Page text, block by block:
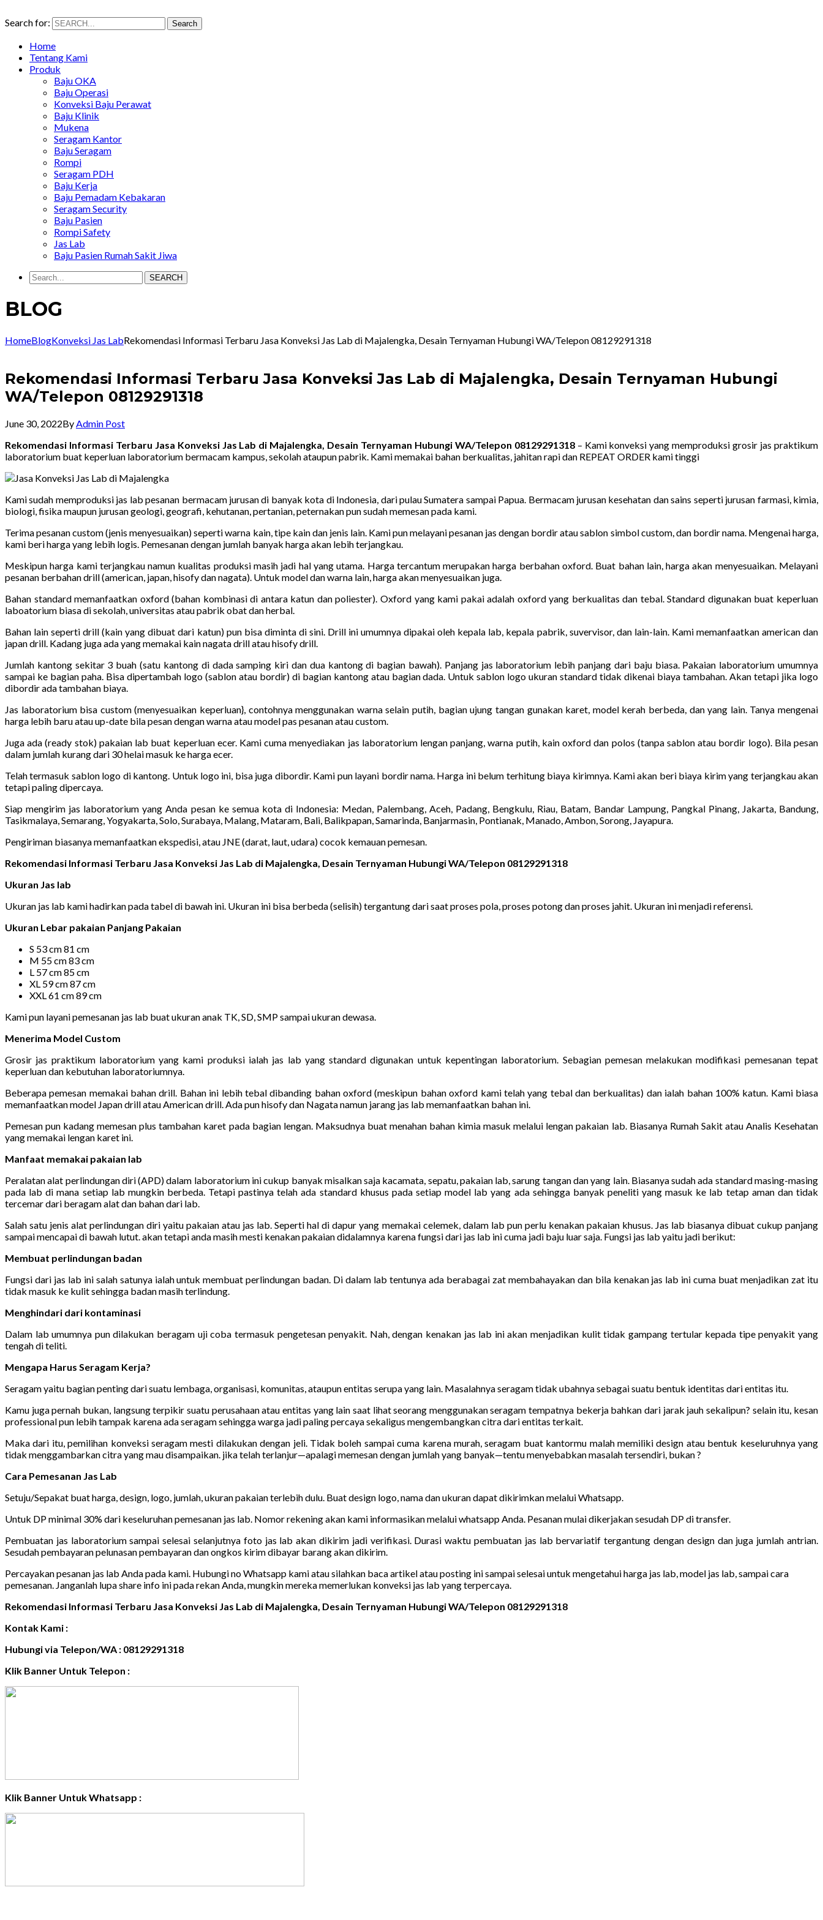
Search for: Search
Home
Tentang Kami
Produk
Baju OKA
Baju Operasi
Konveksi Baju Perawat
Baju Klinik
Mukena
Seragam Kantor
Baju Seragam
Rompi
Seragam PDH
Baju Kerja
Baju Pemadam Kebakaran
Seragam Security
Baju Pasien
Rompi Safety
Jas Lab
Baju Pasien Rumah Sakit Jiwa
SEARCH
BLOG
HomeBlogKonveksi Jas LabRekomendasi Informasi Terbaru Jasa Konveksi Jas Lab di Majalengka, Desain Ternyaman Hubungi WA/Telepon 08129291318
Rekomendasi Informasi Terbaru Jasa Konveksi Jas Lab di Majalengka, Desain Ternyaman Hubungi
WA/Telepon 08129291318
June 30, 2022By Admin Post
Rekomendasi Informasi Terbaru Jasa Konveksi Jas Lab di Majalengka, Desain Ternyaman Hubungi WA/Telepon 08129291318– Kami konveksi yang memproduksi grosir jas praktikum
laboratorium buat keperluan laboratorium bermacam kampus, sekolah ataupun pabrik. Kami memakai bahan berkualitas, jahitan rapi dan REPEAT ORDER kami tinggi
Kami sudah memproduksi jas lab pesanan bermacam jurusan di banyak kota di Indonesia, dari pulau Sumatera sampai Papua. Bermacam jurusan kesehatan dan sains seperti jurusan farmasi, kimia,
biologi, fisika maupun jurusan geologi, geografi, kehutanan, pertanian, peternakan pun sudah memesan pada kami.
Terima pesanan custom (jenis menyesuaikan) seperti warna kain, tipe kain dan jenis lain. Kami pun melayani pesanan jas dengan bordir atau sablon simbol custom, dan bordir nama. Mengenai harga,
kami beri harga yang lebih logis. Pemesanan dengan jumlah banyak harga akan lebih terjangkau.
Meskipun harga kami terjangkau namun kualitas produksi masih jadi hal yang utama. Harga tercantum merupakan harga berbahan oxford. Buat bahan lain, harga akan menyesuaikan. Melayani
pesanan berbahan drill (american, japan, hisofy dan nagata). Untuk model dan warna lain, harga akan menyesuaikan juga.
Bahan standard memanfaatkan oxford (bahan kombinasi di antara katun dan poliester). Oxford yang kami pakai adalah oxford yang berkualitas dan tebal. Standard digunakan buat keperluan
laboatorium biasa di sekolah, universitas atau pabrik obat dan herbal.
Bahan lain seperti drill (kain yang dibuat dari katun) pun bisa diminta di sini. Drill ini umumnya dipakai oleh kepala lab, kepala pabrik, suvervisor, dan lain-lain. Kami memanfaatkan american dan
japan drill. Kadang juga ada yang memakai kain nagata drill atau hisofy drill.
Jumlah kantong sekitar 3 buah (satu kantong di dada samping kiri dan dua kantong di bagian bawah). Panjang jas laboratorium lebih panjang dari baju biasa. Pakaian laboratorium umumnya
sampai ke bagian paha. Bisa dipertambah logo (sablon atau bordir) di bagian kantong atau bagian dada. Untuk sablon logo ukuran standard tidak dikenai biaya tambahan. Akan tetapi jika logo
dibordir ada tambahan biaya.
Jas laboratorium bisa custom (menyesuaikan keperluan}, contohnya menggunakan warna selain putih, bagian ujung tangan gunakan karet, model kerah berbeda, dan yang lain. Tanya mengenai
harga lebih baru atau up-date bila pesan dengan warna atau model pas pesanan atau custom.
Juga ada (ready stok) pakaian lab buat keperluan ecer. Kami cuma menyediakan jas laboratorium lengan panjang, warna putih, kain oxford dan polos (tanpa sablon atau bordir logo). Bila pesan
dalam jumlah kurang dari 30 helai masuk ke harga ecer.
Telah termasuk sablon logo di kantong. Untuk logo ini, bisa juga dibordir. Kami pun layani bordir nama. Harga ini belum terhitung biaya kirimnya. Kami akan beri biaya kirim yang terjangkau akan
tetapi paling dipercaya.
Siap mengirim jas laboratorium yang Anda pesan ke semua kota di Indonesia: Medan, Palembang, Aceh, Padang, Bengkulu, Riau, Batam, Bandar Lampung, Pangkal Pinang, Jakarta, Bandung,
Tasikmalaya, Semarang, Yogyakarta, Solo, Surabaya, Malang, Mataram, Bali, Balikpapan, Samarinda, Banjarmasin, Pontianak, Manado, Ambon, Sorong, Jayapura.
Pengiriman biasanya memanfaatkan ekspedisi, atau JNE (darat, laut, udara) cocok kemauan pemesan.
Rekomendasi Informasi Terbaru Jasa Konveksi Jas Lab di Majalengka, Desain Ternyaman Hubungi WA/Telepon 08129291318
Ukuran Jas lab
Ukuran jas lab kami hadirkan pada tabel di bawah ini. Ukuran ini bisa berbeda (selisih) tergantung dari saat proses pola, proses potong dan proses jahit. Ukuran ini menjadi referensi.
Ukuran Lebar pakaian Panjang Pakaian
S 53 cm 81 cm
M 55 cm 83 cm
L 57 cm 85 cm
XL 59 cm 87 cm
XXL 61 cm 89 cm
Kami pun layani pemesanan jas lab buat ukuran anak TK, SD, SMP sampai ukuran dewasa.
Menerima Model Custom
Grosir jas praktikum laboratorium yang kami produksi ialah jas lab yang standard digunakan untuk kepentingan laboratorium. Sebagian pemesan melakukan modifikasi pemesanan tepat
keperluan dan kebutuhan laboratoriumnya.
Beberapa pemesan memakai bahan drill. Bahan ini lebih tebal dibanding bahan oxford (meskipun bahan oxford kami telah yang tebal dan berkualitas) dan ialah bahan 100% katun. Kami biasa
memanfaatkan model Japan drill atau American drill. Ada pun hisofy dan Nagata namun jarang jas lab memanfaatkan bahan ini.
Pemesan pun kadang memesan plus tambahan karet pada bagian lengan. Maksudnya buat menahan bahan kimia masuk melalui lengan pakaian lab. Biasanya Rumah Sakit atau Analis Kesehatan
yang memakai lengan karet ini.
Manfaat memakai pakaian lab
Peralatan alat perlindungan diri (APD) dalam laboratorium ini cukup banyak misalkan saja kacamata, sepatu, pakaian lab, sarung tangan dan yang lain. Biasanya sudah ada standard masing-masing
pada lab di mana setiap lab mungkin berbeda. Tetapi pastinya telah ada standard khusus pada setiap model lab yang ada sehingga banyak peneliti yang masuk ke lab tetap aman dan tidak
tercemar dari beragam alat dan bahan dari lab.
Salah satu jenis alat perlindungan diri yaitu pakaian atau jas lab. Seperti hal di dapur yang memakai celemek, dalam lab pun perlu kenakan pakaian khusus. Jas lab biasanya dibuat cukup panjang
sampai mencapai di bawah lutut. akan tetapi anda masih mesti kenakan pakaian didalamnya karena fungsi dari jas lab ini cuma jadi baju luar saja. Fungsi jas lab yaitu jadi berikut:
Membuat perlindungan badan
Fungsi dari jas lab ini salah satunya ialah untuk membuat perlindungan badan. Di dalam lab tentunya ada berabagai zat membahayakan dan bila kenakan jas lab ini cuma buat menjadikan zat itu
tidak masuk ke kulit sehingga badan masih terlindung.
Menghindari dari kontaminasi
Dalam lab umumnya pun dilakukan beragam uji coba termasuk pengetesan penyakit. Nah, dengan kenakan jas lab ini akan menjadikan kulit tidak gampang tertular kepada tipe penyakit yang
tengah di teliti.
Mengapa Harus Seragam Kerja?
Seragam yaitu bagian penting dari suatu lembaga, organisasi, komunitas, ataupun entitas serupa yang lain. Masalahnya seragam tidak ubahnya sebagai suatu bentuk identitas dari entitas itu.
Kamu juga pernah bukan, langsung terpikir suatu perusahaan atau entitas yang lain saat lihat seorang menggunakan seragam tempatnya bekerja bahkan dari jarak jauh sekalipun? selain itu, kesan
professional pun lebih tampak karena ada seragam sehingga warga jadi paling percaya sekaligus mengembangkan citra dari entitas terkait.
Maka dari itu, pemilihan konveksi seragam mesti dilakukan dengan jeli. Tidak boleh sampai cuma karena murah, seragam buat kantormu malah memiliki design atau bentuk keseluruhnya yang
tidak menggambarkan citra yang mau disampaikan. jika telah terlanjur—apalagi memesan dengan jumlah yang banyak—tentu menyebabkan masalah tersendiri, bukan ?
Cara Pemesanan Jas Lab
Setuju/Sepakat buat harga, design, logo, jumlah, ukuran pakaian terlebih dulu. Buat design logo, nama dan ukuran dapat dikirimkan melalui Whatsapp.
Untuk DP minimal 30% dari keseluruhan pemesanan jas lab. Nomor rekening akan kami informasikan melalui whatsapp Anda. Pesanan mulai dikerjakan sesudah DP di transfer.
Pembuatan jas laboratorium sampai selesai selanjutnya foto jas lab akan dikirim jadi verifikasi. Durasi waktu pembuatan jas lab bervariatif tergantung dengan design dan juga jumlah antrian.
Sesudah pembayaran pelunasan pembayaran dan ongkos kirim dibayar barang akan dikirim.
Percayakan pesanan jas lab Anda pada kami. Hubungi no Whatsapp kami atau silahkan baca artikel atau posting ini sampai selesai untuk mengetahui harga jas lab, model jas lab, sampai cara
pemesanan. Janganlah lupa share info ini pada rekan Anda, mungkin mereka memerlukan konveksi jas lab yang terpercaya.
Rekomendasi Informasi Terbaru Jasa Konveksi Jas Lab di Majalengka, Desain Ternyaman Hubungi WA/Telepon 08129291318
Kontak Kami :
Hubungi via Telepon/WA : 08129291318
Klik Banner Untuk Telepon :
Klik Banner Untuk Whatsapp :